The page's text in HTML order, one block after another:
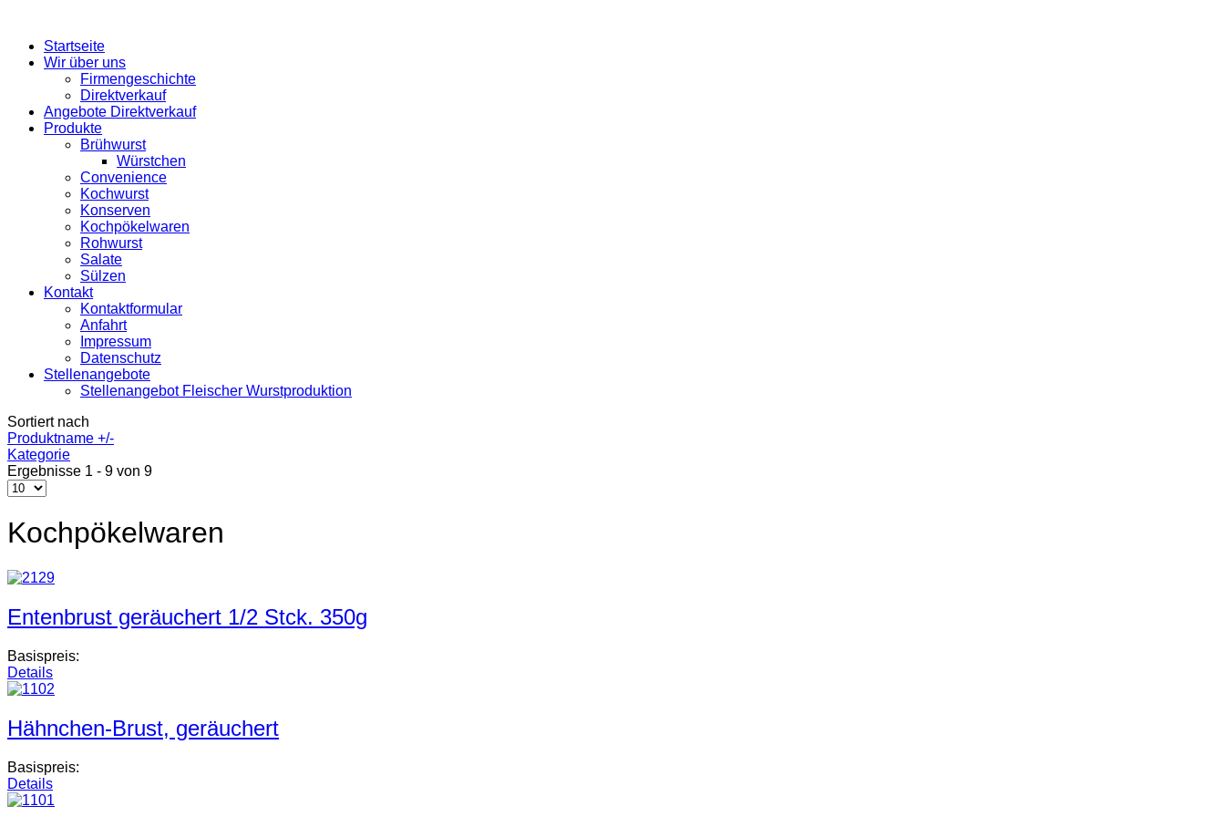
Startseite
Wir über uns
Firmengeschichte
Direktverkauf
Angebote Direktverkauf
Produkte
Brühwurst
Würstchen
Convenience
Kochwurst
Konserven
Kochpökelwaren
Rohwurst
Salate
Sülzen
Kontakt
Kontaktformular
Anfahrt
Impressum
Datenschutz
Stellenangebote
Stellenangebot Fleischer Wurstproduktion
Sortiert nach
Produktname +/-
Kategorie
Ergebnisse 1 - 9 von 9
Kochpökelwaren
Entenbrust geräuchert 1/2 Stck. 350g
Basispreis:
Details
Hähnchen-Brust, geräuchert
Basispreis:
Details